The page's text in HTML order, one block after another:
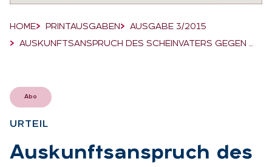
Breadcrumb-Navigation
HOME PRINTAUSGABEN
AUSGABE 3/2015
AUSKUNFTSANSPRUCH DES SCHEINVATERS GEGEN …
Abo
UR­TEIL
:
Aus­kunfts­an­spruch des